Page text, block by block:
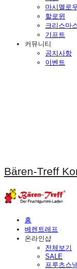
마시멜로
할로윈
크리스마
기프트
커뮤니티
공지사항
이벤트
Bären-Treff
홈
베렌트레프
온라인샵
전체보기
SALE
프루츠스낵